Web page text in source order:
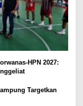
HPN 2027:
Targetkan